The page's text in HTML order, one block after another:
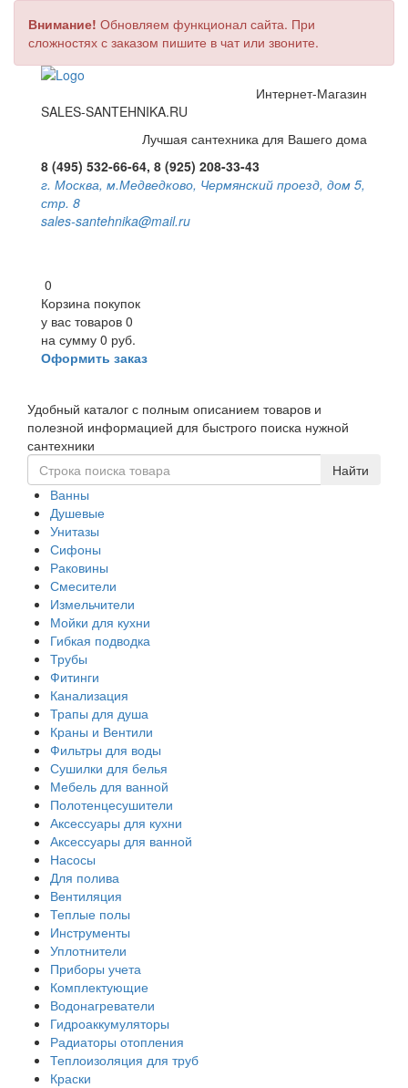
Внимание! Обновляем функционал сайта. При
сложностях с заказом пишите в чат или звоните.
Интернет-Магазин
SALES-SANTEHNIKA.RU
Лучшая сантехника для Вашего дома
8 (495) 532-66-64, 8 (925) 208-33-43
г. Москва, м.Медведково, Чермянский проезд, дом 5,
стр. 8
sales-santehnika@mail.ru
0
Корзина покупок
у вас товаров 0
на сумму 0 руб.
Оформить заказ
Удобный каталог с полным описанием товаров и
полезной информацией для быстрого поиска нужной
сантехники
Ванны
Душевые
Унитазы
Сифоны
Раковины
Смесители
Измельчители
Мойки для кухни
Гибкая подводка
Трубы
Фитинги
Канализация
Трапы для душа
Краны и Вентили
Фильтры для воды
Сушилки для белья
Мебель для ванной
Полотенцесушители
Аксессуары для кухни
Аксессуары для ванной
Насосы
Для полива
Вентиляция
Теплые полы
Инструменты
Уплотнители
Приборы учета
Комплектующие
Водонагреватели
Гидроаккумуляторы
Радиаторы отопления
Теплоизоляция для труб
Краски